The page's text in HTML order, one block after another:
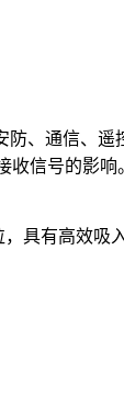
防、通信、遥
收信号的影响
， 具有高效吸